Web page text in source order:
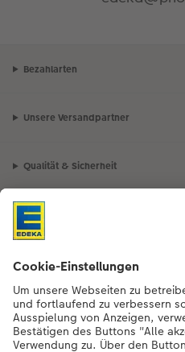
Bezahlarten
Unsere Versandpartner
Qualität & Sicherheit
Nachhaltigkeit bei CEWE
Mein Fotoservice
Informationen